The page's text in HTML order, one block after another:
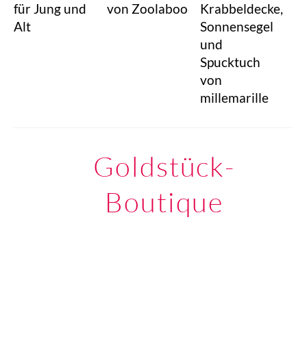
für Jung und
Alt
von Zoolaboo
Krabbeldecke,
Sonnensegel
und
Spucktuch
von
millemarille
Goldstück-
Boutique